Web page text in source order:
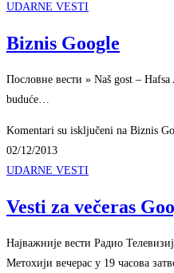
UDARNE VESTI
Biznis Google
Пословне вести » Naš gost –
buduće…
Komentari su isključeni na Biznis
02/12/2013
UDARNE VESTI
Vesti za večeras
Најважније вести Радио
Метохији вечерас у 19 часова